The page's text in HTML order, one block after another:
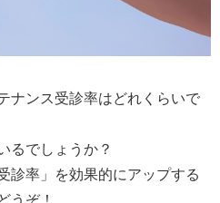
ナンス受診率はどれくらいで
るでしょうか？
診率」を効果的にアップする
うぞ！